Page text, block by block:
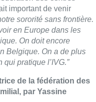
rendre
en